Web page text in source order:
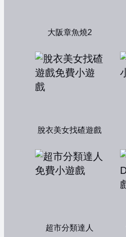
大阪章魚燒2
脫衣美女找碴遊戲
超市分類達人